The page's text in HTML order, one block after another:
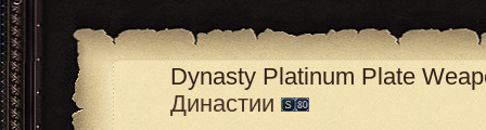
Dynasty Platinum Plate
Династии